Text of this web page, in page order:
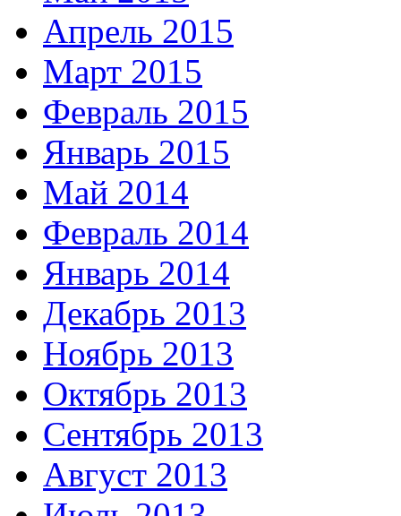
Апрель 2015
Март 2015
Февраль 2015
Январь 2015
Май 2014
Февраль 2014
Январь 2014
Декабрь 2013
Ноябрь 2013
Октябрь 2013
Сентябрь 2013
Август 2013